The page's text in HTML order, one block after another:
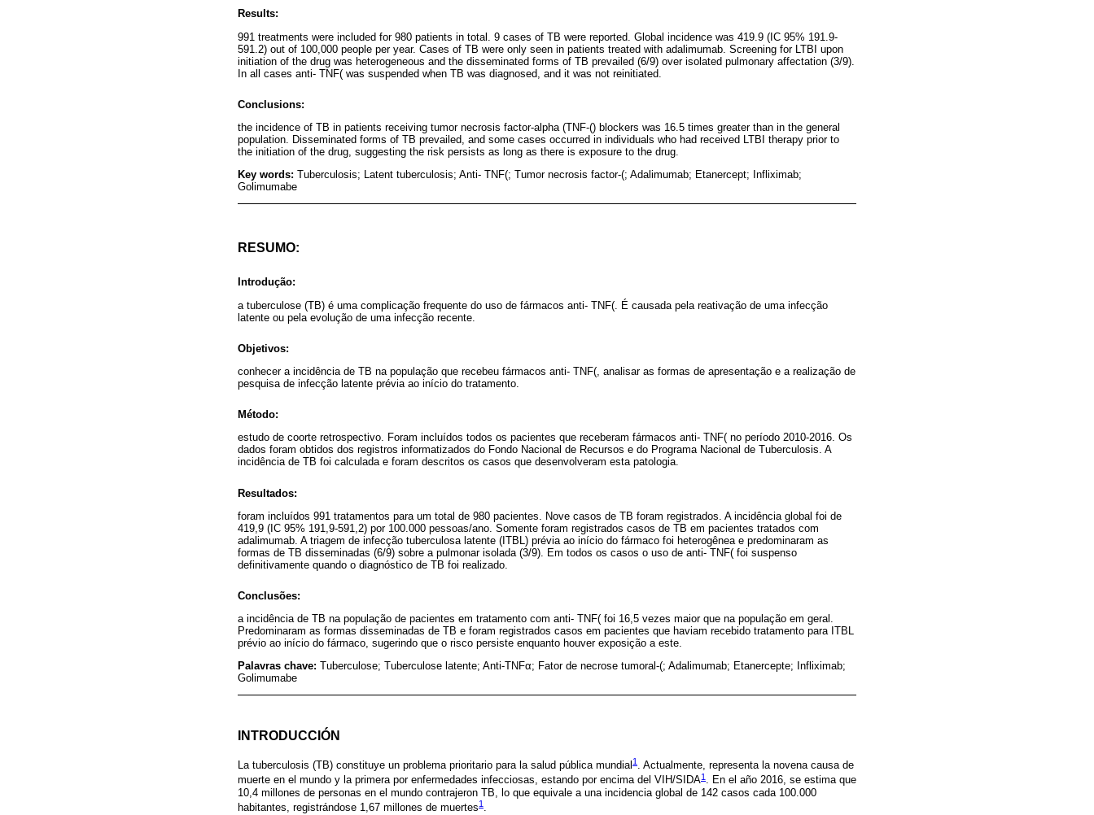
Results:
991 treatments were included for 980 patients in total. 9 cases of TB were reported. Global incidence was 419.9 (IC 95% 191.9-
591.2) out of 100,000 people per year. Cases of TB were only seen in patients treated with adalimumab. Screening for LTBI upon
initiation of the drug was heterogeneous and the disseminated forms of TB prevailed (6/9) over isolated pulmonary affectation (3/9).
In all cases anti- TNF( was suspended when TB was diagnosed, and it was not reinitiated.
Conclusions:
the incidence of TB in patients receiving tumor necrosis factor-alpha (TNF-() blockers was 16.5 times greater than in the general
population. Disseminated forms of TB prevailed, and some cases occurred in individuals who had received LTBI therapy prior to
the initiation of the drug, suggesting the risk persists as long as there is exposure to the drug.
Key words: Tuberculosis; Latent tuberculosis; Anti- TNF(; Tumor necrosis factor-(; Adalimumab; Etanercept; Infliximab;
Golimumabe
RESUMO:
Introdução:
a tuberculose (TB) é uma complicação frequente do uso de fármacos anti- TNF(. É causada pela reativação de uma infecção
latente ou pela evolução de uma infecção recente.
Objetivos:
conhecer a incidência de TB na população que recebeu fármacos anti- TNF(, analisar as formas de apresentação e a realização de
pesquisa de infecção latente prévia ao início do tratamento.
Método:
estudo de coorte retrospectivo. Foram incluídos todos os pacientes que receberam fármacos anti- TNF( no período 2010-2016. Os
dados foram obtidos dos registros informatizados do Fondo Nacional de Recursos e do Programa Nacional de Tuberculosis. A
incidência de TB foi calculada e foram descritos os casos que desenvolveram esta patologia.
Resultados:
foram incluídos 991 tratamentos para um total de 980 pacientes. Nove casos de TB foram registrados. A incidência global foi de
419,9 (IC 95% 191,9-591,2) por 100.000 pessoas/ano. Somente foram registrados casos de TB em pacientes tratados com
adalimumab. A triagem de infecção tuberculosa latente (ITBL) prévia ao início do fármaco foi heterogênea e predominaram as
formas de TB disseminadas (6/9) sobre a pulmonar isolada (3/9). Em todos os casos o uso de anti- TNF( foi suspenso
definitivamente quando o diagnóstico de TB foi realizado.
Conclusões:
a incidência de TB na população de pacientes em tratamento com anti- TNF( foi 16,5 vezes maior que na população em geral.
Predominaram as formas disseminadas de TB e foram registrados casos em pacientes que haviam recebido tratamento para ITBL
prévio ao início do fármaco, sugerindo que o risco persiste enquanto houver exposição a este.
Palavras chave: Tuberculose; Tuberculose latente; Anti-TNFα; Fator de necrose tumoral-(; Adalimumab; Etanercepte; Infliximab;
Golimumabe
INTRODUCCIÓN
La tuberculosis (TB) constituye un problema prioritario para la salud pública mundial 1 . Actualmente, representa la novena causa de
muerte en el mundo y la primera por enfermedades infecciosas, estando por encima del VIH/SIDA1 . En el año 2016, se estima que
10,4 millones de personas en el mundo contrajeron TB, lo que equivale a una incidencia global de 142 casos cada 100.000
habitantes, registrándose 1,67 millones de muertes1 .